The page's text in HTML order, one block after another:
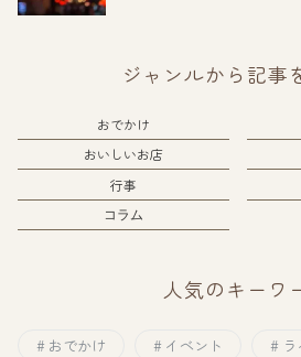
ジャンルから記事
おでかけ
おいしいお店
行事
コラム
人気のキーワ
おでかけ イベント